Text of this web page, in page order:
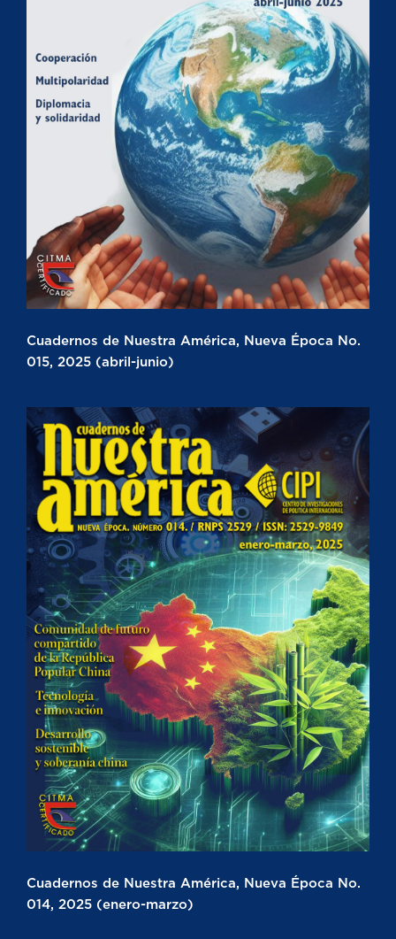
Cuadernos de Nuestra América, Nueva Época No.
015, 2025 (abril-junio)
Cuadernos de Nuestra América, Nueva Época No.
014, 2025 (enero-marzo)